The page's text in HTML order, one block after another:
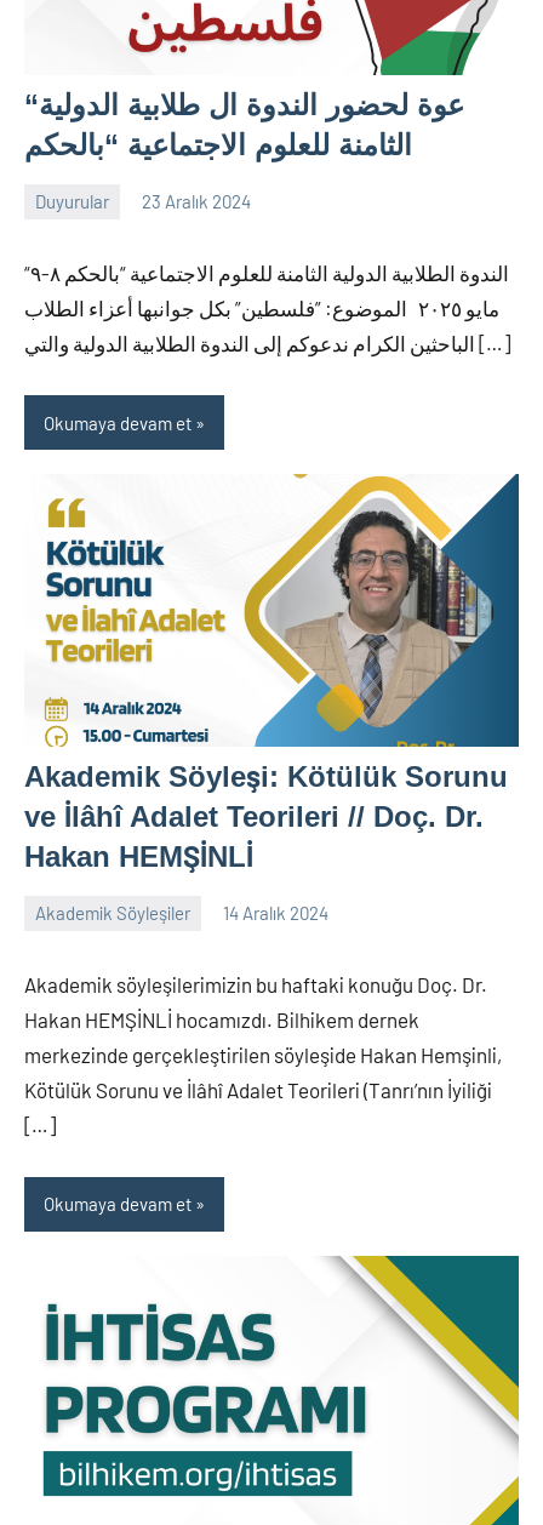
“عوة لحضور الندوة ال طلابية الدولية
الثامنة للعلوم الاجتماعية “بالحكم
Duyurular 23 Aralık 2024
nw_bhcenter
“الندوة الطلابية الدولية الثامنة للعلوم الاجتماعية “بالحكم ٨-٩
مايو ٢۰٢٥ الموضوع: ”فلسطين” بكل جوانبها أعزاء الطلاب
الباحثين الكرام ندعوكم إلى الندوة الطلابية الدولية والتي […]
Okumaya devam et
Akademik Söyleşi: Kötülük Sorunu
ve İlâhî Adalet Teorileri // Doç. Dr.
Hakan HEMŞİNLİ
Akademik Söyleşiler 14 Aralık 2024
Akademik söyleşilerimizin bu haftaki konuğu Doç. Dr.
Hakan HEMŞİNLİ hocamızdı. Bilhikem dernek
merkezinde gerçekleştirilen söyleşide Hakan Hemşinli,
Kötülük Sorunu ve İlâhî Adalet Teorileri (Tanrı’nın İyiliği
[…]
Okumaya devam et